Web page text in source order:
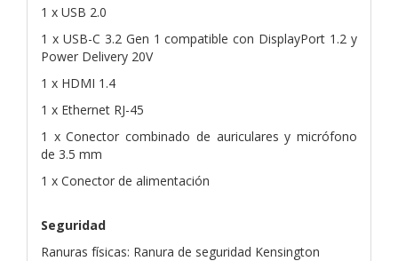
1 x USB 2.0
1 x USB-C 3.2 Gen 1 compatible con DisplayPort 1.2 y
Power Delivery 20V
1 x HDMI 1.4
1 x Ethernet RJ-45
1 x Conector combinado de auriculares y micrófono
de 3.5 mm
1 x Conector de alimentación
Seguridad
Ranuras físicas: Ranura de seguridad Kensington